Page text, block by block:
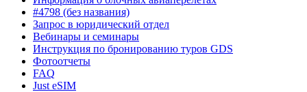
#4798 (без названия)
Запрос в юридический отдел
Вебинары и семинары
Инструкция по бронированию туров GDS
Фотоотчеты
FAQ
Just eSIM